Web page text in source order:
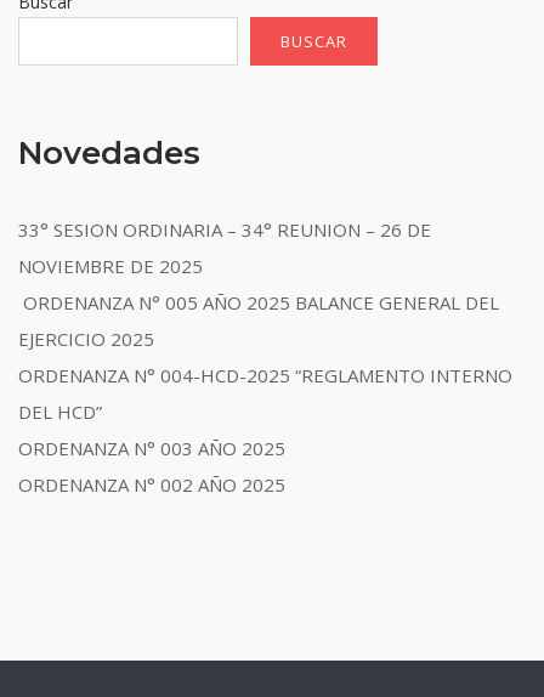
BUSCAR
Novedades
33° SESION ORDINARIA – 34° REUNION – 26 DE
NOVIEMBRE DE 2025
ORDENANZA N° 005 AÑO 2025 BALANCE GENERAL DEL
EJERCICIO 2025
ORDENANZA N° 004-HCD-2025 “REGLAMENTO INTERNO
DEL HCD”
ORDENANZA N° 003 AÑO 2025
ORDENANZA N° 002 AÑO 2025